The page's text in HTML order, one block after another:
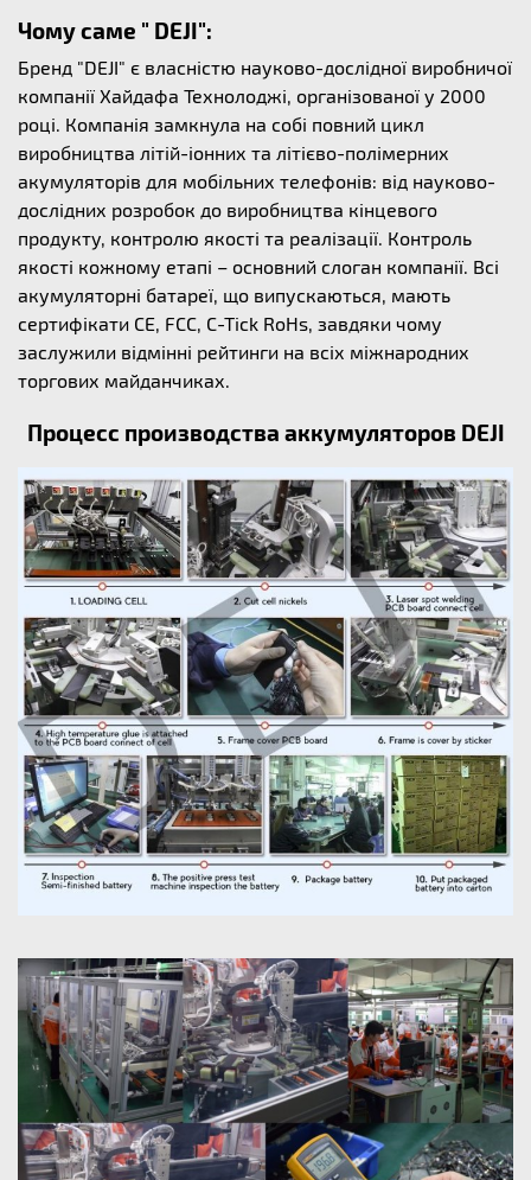
Чому саме " DEJI":
Бренд "DEJI" є власністю науково-дослідної виробничої
компанії Хайдафа Технолоджі, організованої у 2000
році. Компанія замкнула на собі повний цикл
виробництва літій-іонних та літієво-полімерних
акумуляторів для мобільних телефонів: від науково-
дослідних розробок до виробництва кінцевого
продукту, контролю якості та реалізації. Контроль
якості кожному етапі – основний слоган компанії. Всі
акумуляторні батареї, що випускаються, мають
сертифікати CE, FCC, C-Tick RoHs, завдяки чому
заслужили відмінні рейтинги на всіх міжнародних
торгових майданчиках.
Процесс производства аккумуляторов DEJI